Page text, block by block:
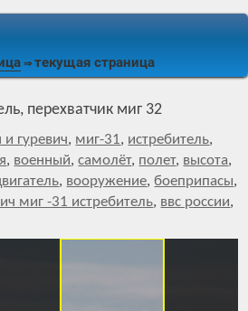
⇒ текущая страница
перехватчик миг 32
гуревич, миг-31, истребитель,
, военный,самолёт, полет, высота,
, вооружение,боеприпасы,
миг -31 истребитель, ввс россии,